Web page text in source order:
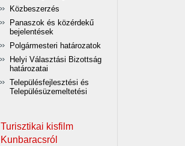
Közbeszerzés
Panaszok és közérdekű
bejelentések
Polgármesteri határozatok
Helyi Választási Bizottság
határozatai
Településfejlesztési és
Településüzemeltetési
Turisztikai kisfilm
Kunbaracsról